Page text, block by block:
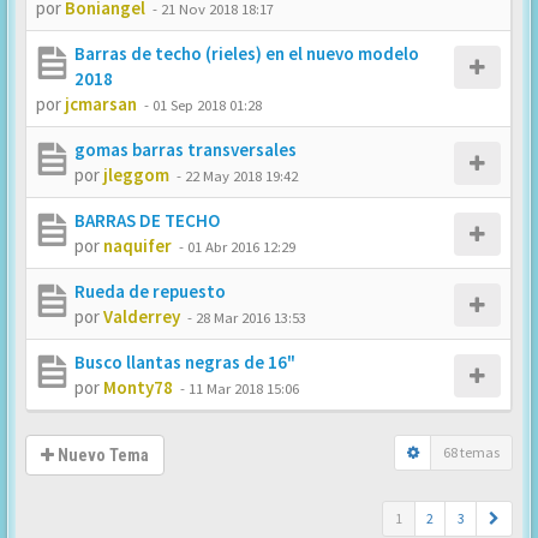
por Boniangel - 21 Nov 2018 18:17
Barras de techo (rieles) en el nuevo modelo
2018
por jcmarsan - 01 Sep 2018 01:28
gomas barras transversales
por jleggom - 22 May 2018 19:42
BARRAS DE TECHO
por naquifer - 01 Abr 2016 12:29
Rueda de repuesto
porValderrey - 28 Mar 2016 13:53
Busco llantas negras de 16"
por Monty78 - 11 Mar 2018 15:06
Nuevo Tema 68 temas
1 2 3